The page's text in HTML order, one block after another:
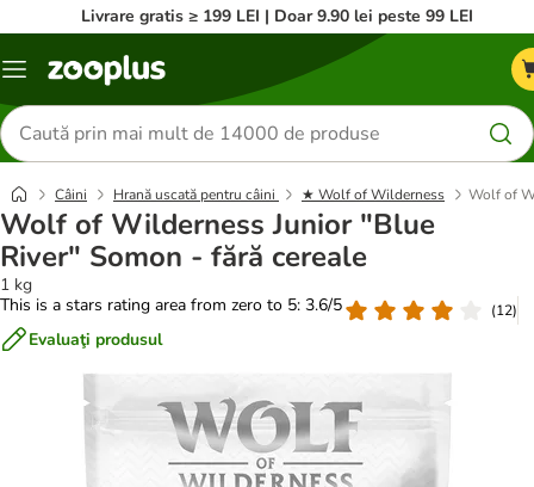
Livrare gratis ≥ 199 LEI | Doar 9.90 lei peste 99 LEI
Categorii
Căutare
produse
Câini Hrană uscată pentru câini ★ Wolf of Wilderness Wolf of
Wolf of Wilderness Junior "Blue
River" Somon - fără cereale
1 kg
This is a stars rating area from zero to 5: 3.6/5
(12)
Evaluaţi produsul